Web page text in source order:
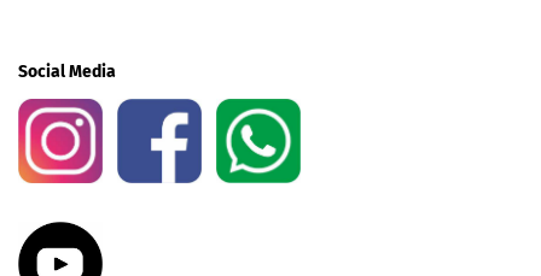
Social Media